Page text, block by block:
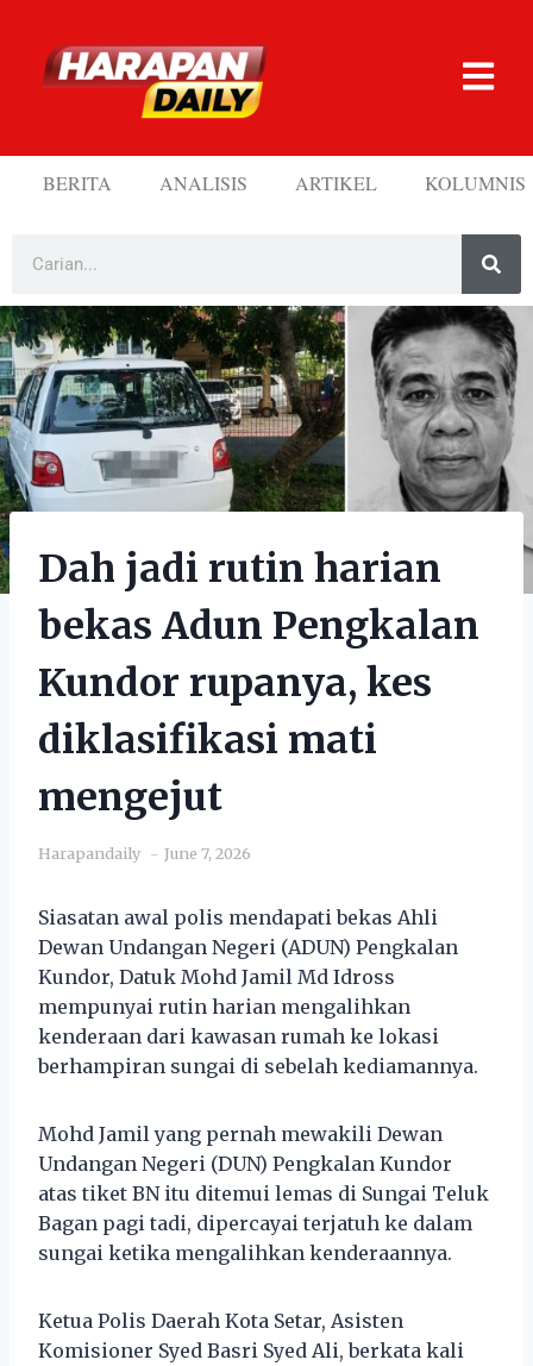
BERITA ANALISIS ARTIKEL KOLUMNIS
Dah jadi rutin harian
bekas Adun Pengkalan
Kundor rupanya, kes
diklasifikasi mati
mengejut
Harapandaily June 7, 2026
Siasatan awal polis mendapati bekas Ahli
Dewan Undangan Negeri (ADUN) Pengkalan
Kundor, Datuk Mohd Jamil Md Idross
mempunyai rutin harian mengalihkan
kenderaan dari kawasan rumah ke lokasi
berhampiran sungai di sebelah kediamannya.
Mohd Jamil yang pernah mewakili Dewan
Undangan Negeri (DUN) Pengkalan Kundor
atas tiket BN itu ditemui lemas di Sungai Teluk
Bagan pagi tadi, dipercayai terjatuh ke dalam
sungai ketika mengalihkan kenderaannya.
Ketua Polis Daerah Kota Setar, Asisten
Komisioner Syed Basri Syed Ali, berkata kali